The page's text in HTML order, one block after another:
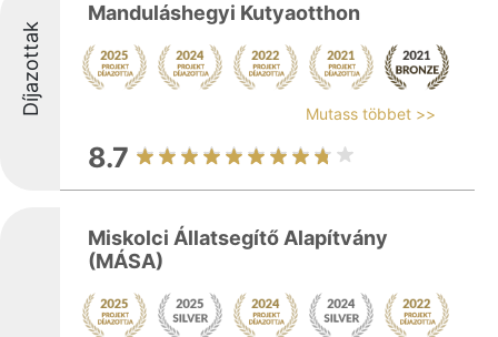
Díjazottak
Manduláshegyi Kutyaotthon
Mutass többet >>
8.7
Miskolci Állatsegítő Alapítvány
(MÁSA)